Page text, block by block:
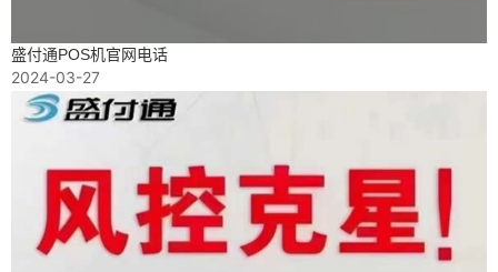
盛付通POS机官网电话
2024-03-27